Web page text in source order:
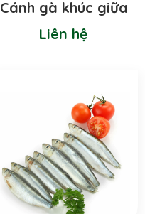
Cánh gà khúc giữa
Liên hệ